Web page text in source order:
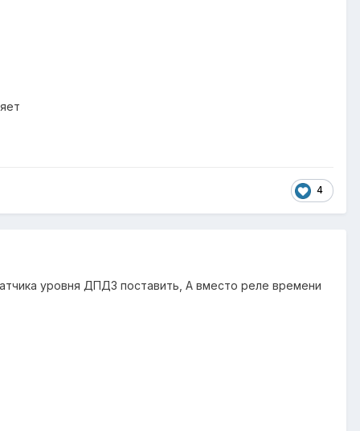
4
уровня ДПДЗ поставить, А вместо реле времени